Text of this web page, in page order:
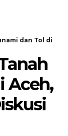
dan Tol di
Aceh,